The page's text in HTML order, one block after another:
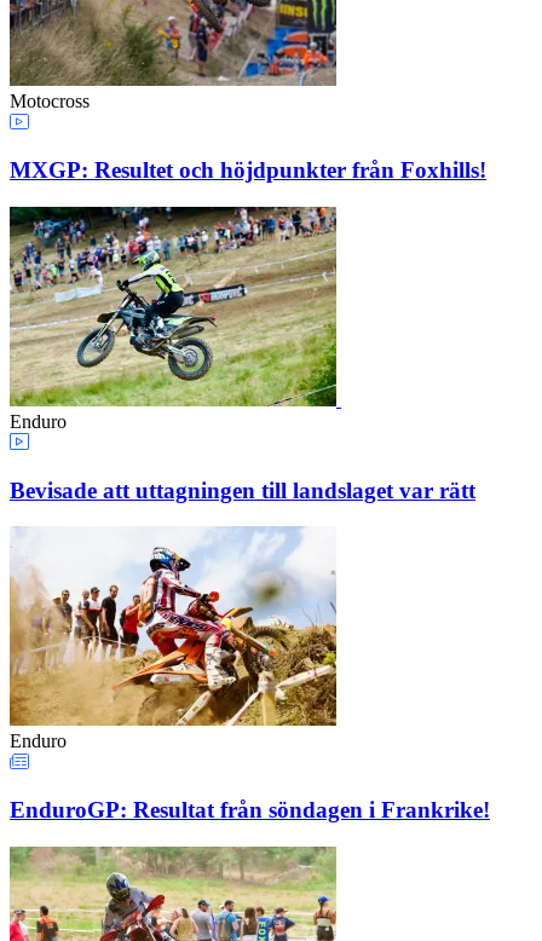
Motocross
MXGP: Resultet och höjdpunkter från Foxhills!
Enduro
Bevisade att uttagningen till landslaget var rätt
Enduro
EnduroGP: Resultat från söndagen i Frankrike!